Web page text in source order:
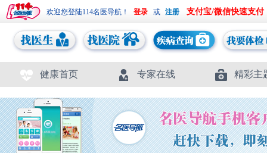
欢迎您登陆114名医导航！ 或 支付宝/微信快速支付
健康首页 专家在线 精彩主